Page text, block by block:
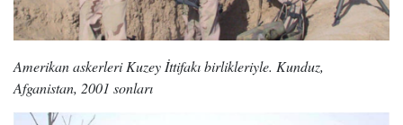
Amerikan askerleri Kuzey İttifakı birlikleriyle. Kunduz,
Afganistan, 2001 sonları